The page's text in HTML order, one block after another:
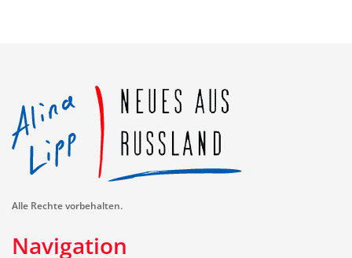
Alle Rechte vorbehalten.
Navigation